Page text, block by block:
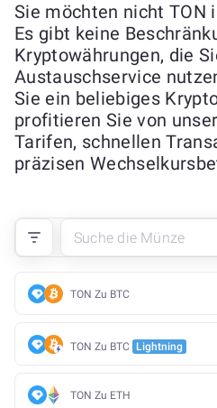
Sie möchten nicht TON
Es gibt keine
Kryptowährungen, die
Austauschservice
Sie ein beliebiges
profitieren Sie von
Tarifen, schnellen
präzisen
TON Zu BTC
TON Zu BTC Lightning
TON Zu ETH